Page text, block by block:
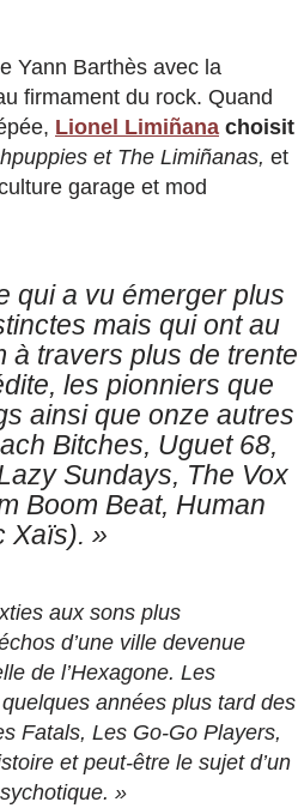
Yann Barthès avec la
firmament du rock. Quand
Lionel Limiñana choisit
et The Limiñanas, et
garage et mod
qui a vu émerger plus
mais qui ont au
à travers plus de trente
les pionniers que
ainsi que onze autres
Bitches, Uguet 68,
Sundays, The Vox
Boom Beat, Human
Xaïs). »
aux sons plus
d’une ville devenue
de l’Hexagone. Les
années plus tard des
Fatals, Les Go-Go Players,
et peut-être le sujet d’un
»